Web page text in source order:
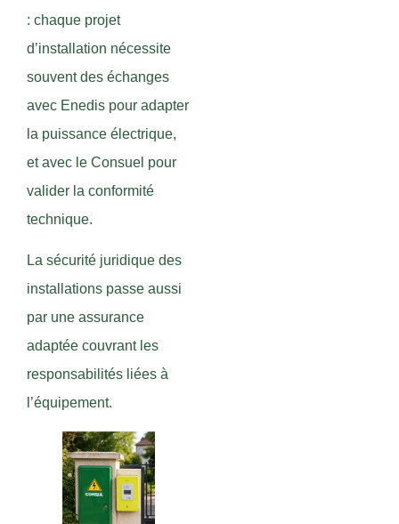
: chaque projet
d’installation nécessite
souvent des échanges
avec Enedis pour adapter
la puissance électrique,
et avec le Consuel pour
valider la conformité
technique.
La sécurité juridique des
installations passe aussi
par une assurance
adaptée couvrant les
responsabilités liées à
l’équipement.